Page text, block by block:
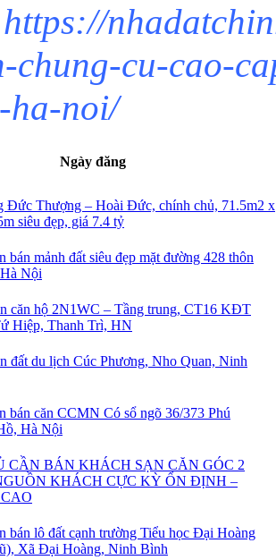
chung-cu-cao-
ha-noi/
Ngày đăng